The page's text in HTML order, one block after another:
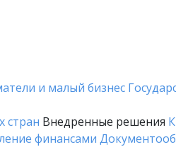
и малый бизнес
стран Внедренные решения
финансами